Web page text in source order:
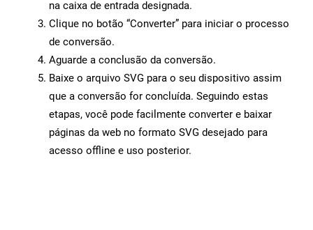
na caixa de entrada designada.
Clique no botão “Converter” para iniciar o processo
de conversão.
Aguarde a conclusão da conversão.
Baixe o arquivo SVG para o seu dispositivo assim
que a conversão for concluída. Seguindo estas
etapas, você pode facilmente converter e baixar
páginas da web no formato SVG desejado para
acesso offline e uso posterior.